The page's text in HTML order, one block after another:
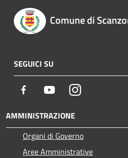
Comune di
SEGUICI SU
Facebook YoutubeInstagram
AMMINISTRAZIONE
Organi di Governo
Aree Amministrative